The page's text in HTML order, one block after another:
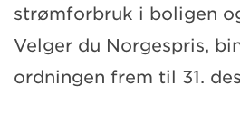
strømforbruk i boligen
Velger du Norgespris,
ordningen frem til 31.